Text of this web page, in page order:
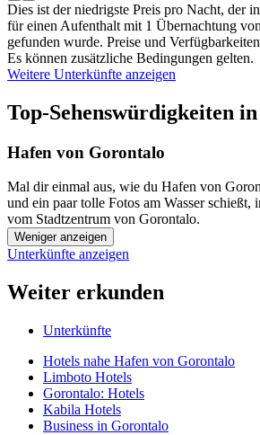
Dies ist der niedrigste Preis pro Nacht, der
für einen Aufenthalt mit 1 Übernachtung
gefunden wurde. Preise und
Es können zusätzliche Bedingungen gelten.
Weitere Unterkünfte anzeigen
Top-Sehenswürdigkeiten
Hafen von Gorontalo
Mal dir einmal aus, wie du Hafen von
und ein paar tolle Fotos am Wasser
vom Stadtzentrum von Gorontalo.
Weniger anzeigen
Unterkünfte anzeigen
Weiter erkunden
Unterkünfte
Hotels nahe Hafen von Gorontalo
Limboto Hotels
Gorontalo: Hotels
Kabila Hotels
Business in Gorontalo